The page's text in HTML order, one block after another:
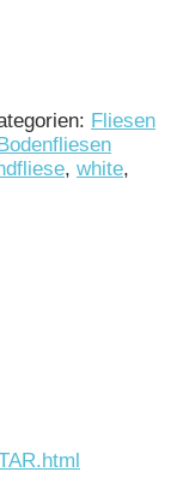
Fliesen
, white,